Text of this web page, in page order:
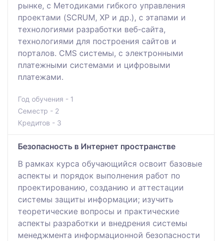
рынке, с Методиками гибкого управления
проектами (SCRUM, XP и др.), с этапами и
технологиями разработки веб-сайта,
технологиями для построения сайтов и
порталов. CMS системы, с электронными
платежными системами и цифровыми
платежами.
Год обучения - 1
Семестр - 2
Кредитов - 3
Безопасность в Интернет пространстве
В рамках курса обучающийся освоит базовые
аспекты и порядок выполнения работ по
проектированию, созданию и аттестации
системы защиты информации; изучить
теоретические вопросы и практические
аспекты разработки и внедрения системы
менеджмента информационной безопасности